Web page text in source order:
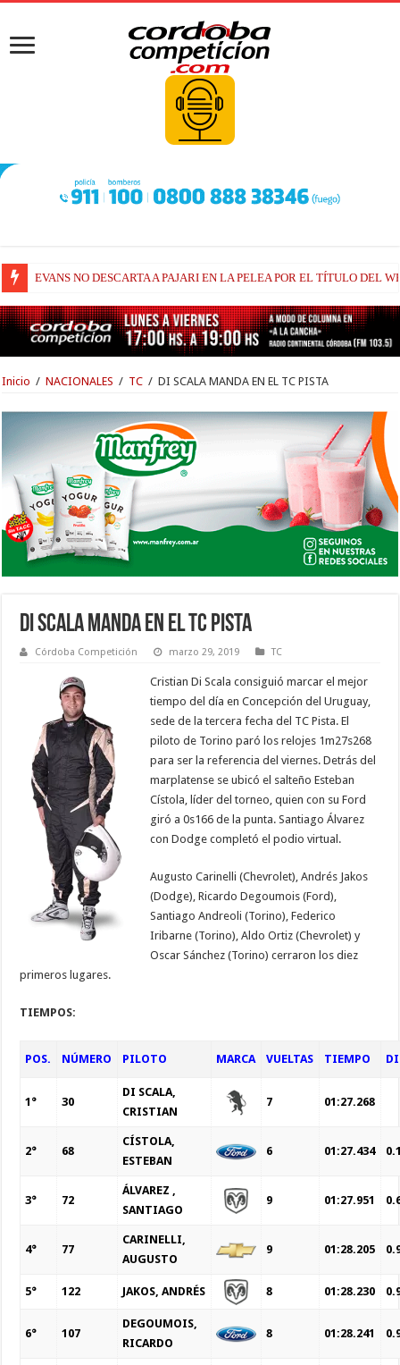
EVANS NO DESCARTA A PAJARI EN LA PELEA POR EL TÍTULO DEL
RAÚL FERNÁNDEZ Y TRACKHOUSE, A CONTINUIDAD
Inicio / NACIONALES / TC / DI SCALA MANDA EN EL TC PISTA
DI SCALA MANDA EN EL TC PISTA
Córdoba Competición marzo 29, 2019 TC
Cristian Di Scala consiguió marcar el mejor
tiempo del día en Concepción del Uruguay,
sede de la tercera fecha del TC Pista. El
piloto de Torino paró los relojes 1m27s268
para ser la referencia del viernes. Detrás del
marplatense se ubicó el salteño Esteban
Cístola, líder del torneo, quien con su Ford
giró a 0s166 de la punta. Santiago Álvarez
con Dodge completó el podio virtual.
Augusto Carinelli (Chevrolet), Andrés Jakos
(Dodge), Ricardo Degoumois (Ford),
Santiago Andreoli (Torino), Federico
Iribarne (Torino), Aldo Ortiz (Chevrolet) y
Oscar Sánchez (Torino) cerraron los diez
primeros lugares.
TIEMPOS:
POS. NÚMERO PILOTO MARCA VUELTAS TIEMPO
1° 30
DI SCALA,
CRISTIAN
7 01:27.268
2° 68
CÍSTOLA,
ESTEBAN
6 01:27.434
3° 72
ÁLVAREZ ,
SANTIAGO
9 01:27.951
4° 77
CARINELLI,
AUGUSTO
9 01:28.205
5° 122 JAKOS, ANDRÉS 8 01:28.230
6° 107
DEGOUMOIS,
RICARDO
8 01:28.241